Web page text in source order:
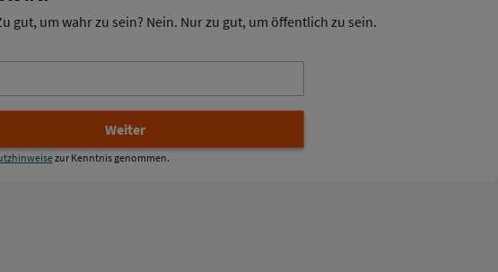
um wahr zu sein? Nein. Nur zu gut, um öffentlich zu sein.
zur Kenntnis genommen.